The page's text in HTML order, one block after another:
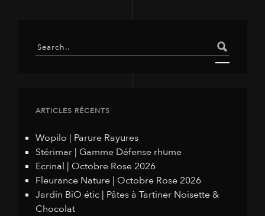
ARTICLES RÉCENTS
Wopilo | Parure Rayures
Stérimar | Gamme Défense rhume
Ecrinal | Octobre Rose 2026
Fleurance Nature | Octobre Rose 2026
Jardin BiO étic | Pâtes à Tartiner Noisette &
Chocolat